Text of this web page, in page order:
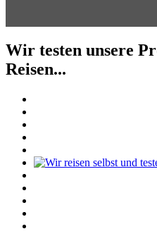
Wir testen unsere
Reisen...